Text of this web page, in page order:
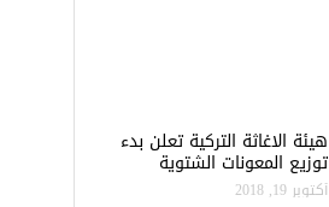
هيئة الاغاثة التركية تعلن بدء
توزيع المعونات الشتوية
أكتوبر 19, 2018